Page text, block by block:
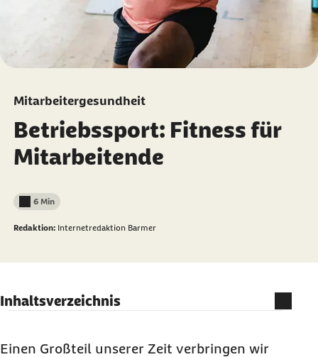
Mitarbeitergesundheit
Betriebssport: Fitness für
Mitarbeitende
Lesedauer weniger als
6 Min
Redaktion: Internetredaktion Barmer
Inhaltsverzeichnis
Warum sind betriebliche Sportangebote für
Einen Großteil unserer Zeit verbringen wir